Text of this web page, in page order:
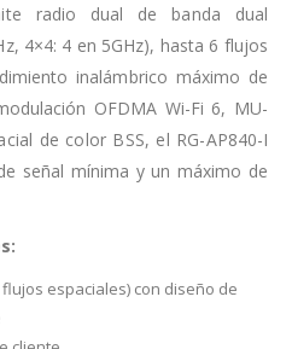
radio dual de banda dual
4×4: 4 en 5GHz), hasta 6 flujos
inalámbrico máximo de
OFDMA Wi-Fi 6, MU-
de color BSS, el RG-AP840-I
señal mínima y un máximo de
espaciales) con diseño de